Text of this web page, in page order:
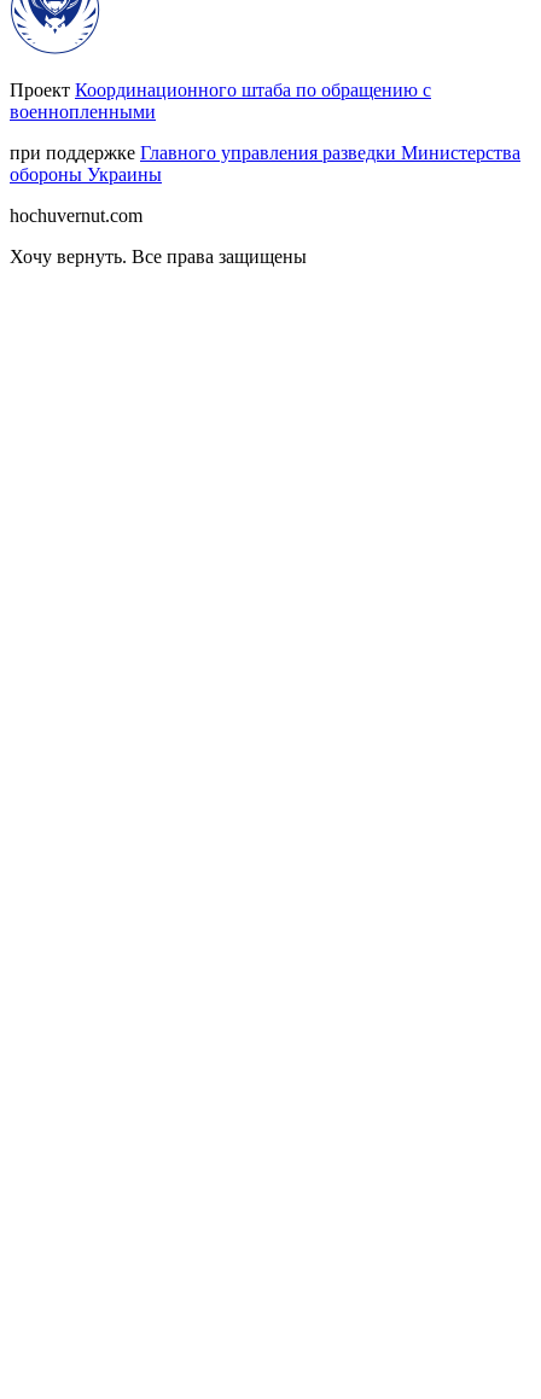
Проект Координационного штаба по обращению с
военнопленными
при поддержке Главного управления разведки Министерства
обороны Украины
hochuvernut.com
Хочу вернуть. Все права защищены